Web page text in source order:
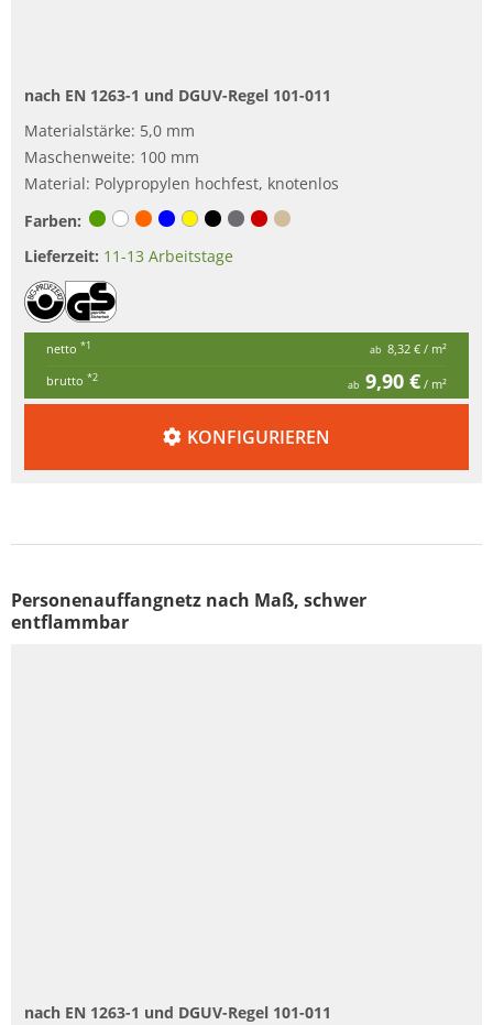
nach EN 1263-1 und DGUV-Regel 101-011
Materialstärke: 5,0 mm
Maschenweite: 100 mm
Material: Polypropylen hochfest, knotenlos
Farben:
Lieferzeit: 11-13 Arbeitstage
netto *1 ab 8,32 € / m²
brutto *2
ab 9,90 € / m²
KONFIGURIEREN
Personenauffangnetz nach Maß, schwer
entflammbar
nach EN 1263-1 und DGUV-Regel 101-011